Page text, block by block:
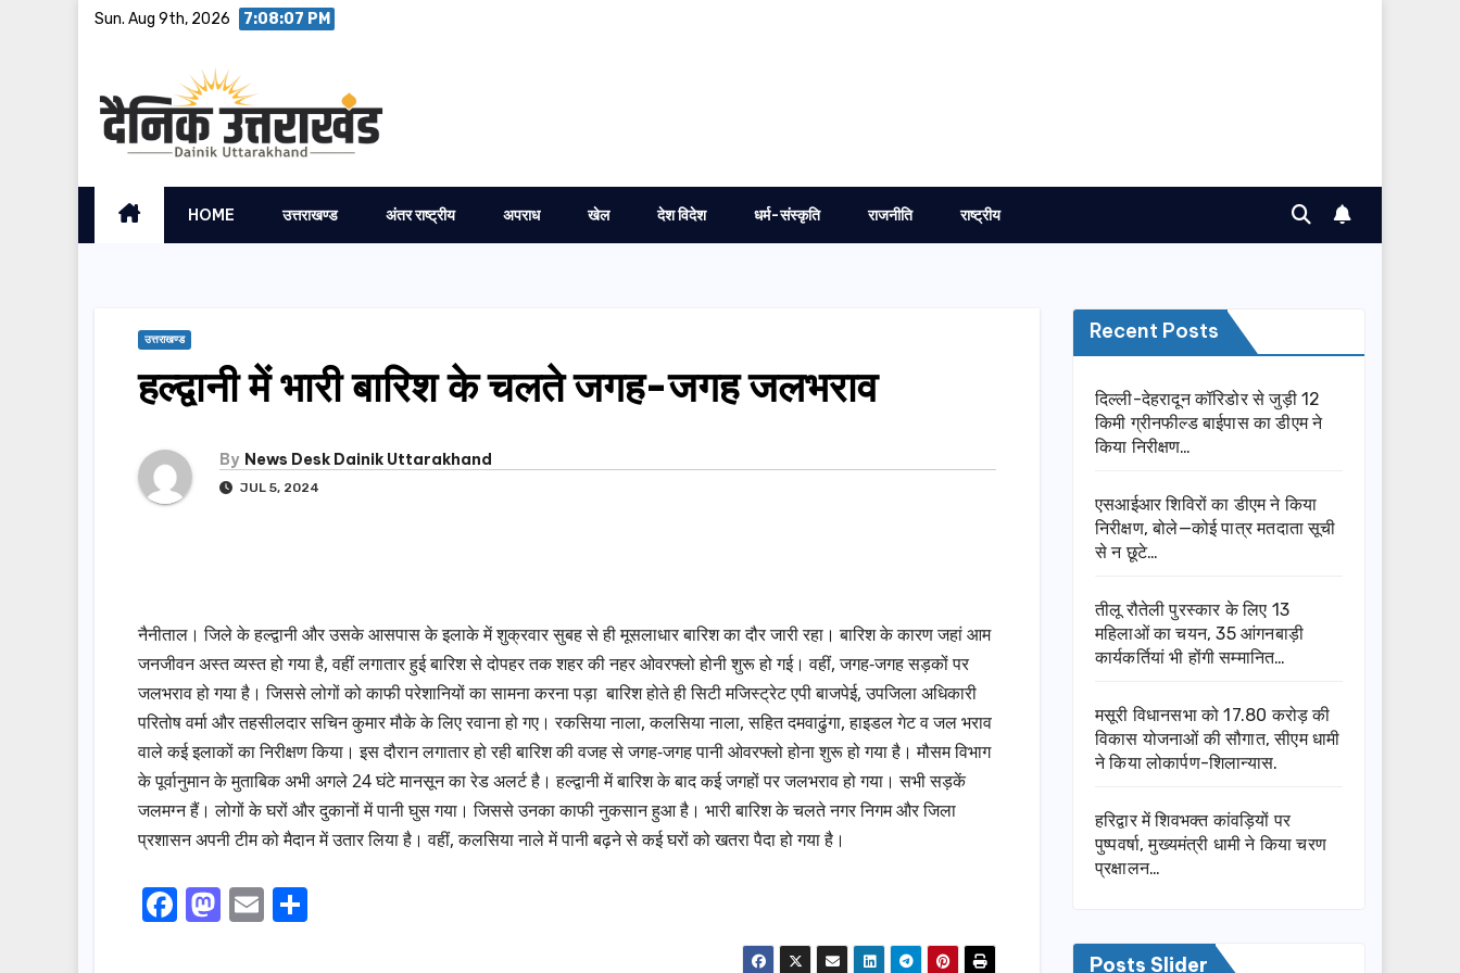
Sun. Aug 9th, 2026 7:08:08 PM
HOME उत्तराखण्ड अंतर राष्ट्रीय अपराध खेल देश विदेश धर्म-संस्कृति राजनीति राष्ट्रीय
उत्तराखण्ड
हल्द्वानी में भारी बारिश के चलते जगह-जगह जलभराव
By News Desk Dainik Uttarakhand
JUL 5, 2024
नैनीताल। जिले के हल्द्वानी और उसके आसपास के इलाके में शुक्रवार सुबह से ही मूसलाधार बारिश का दौर जारी रहा। बारिश के कारण जहां आम
जनजीवन अस्त व्यस्त हो गया है, वहीं लगातार हुई बारिश से दोपहर तक शहर की नहर ओवरफ्लो होनी शुरू हो गई। वहीं, जगह-जगह सड़कों पर
जलभराव हो गया है। जिससे लोगों को काफी परेशानियों का सामना करना पड़ा बारिश होते ही सिटी मजिस्ट्रेट एपी बाजपेई, उपजिला अधिकारी
परितोष वर्मा और तहसीलदार सचिन कुमार मौके के लिए रवाना हो गए। रकसिया नाला, कलसिया नाला, सहित दमवाढुंगा, हाइडल गेट व जल भराव
वाले कई इलाकों का निरीक्षण किया। इस दौरान लगातार हो रही बारिश की वजह से जगह-जगह पानी ओवरफ्लो होना शुरू हो गया है। मौसम विभाग
के पूर्वानुमान के मुताबिक अभी अगले 24 घंटे मानसून का रेड अलर्ट है। हल्द्वानी में बारिश के बाद कई जगहों पर जलभराव हो गया। सभी सड़कें
जलमग्न हैं। लोगों के घरों और दुकानों में पानी घुस गया। जिससे उनका काफी नुकसान हुआ है। भारी बारिश के चलते नगर निगम और जिला
प्रशासन अपनी टीम को मैदान में उतार लिया है। वहीं, कलसिया नाले में पानी बढ़ने से कई घरों को खतरा पैदा हो गया है।
F
M E
Recent Posts
दिल्ली-देहरादून कॉरिडोर से जुड़ी 12
किमी ग्रीनफील्ड बाईपास का डीएम ने
किया निरीक्षण…
एसआईआर शिविरों का डीएम ने किया
निरीक्षण, बोले—कोई पात्र मतदाता सूची
से न छूटे…
तीलू रौतेली पुरस्कार के लिए 13
महिलाओं का चयन, 35 आंगनबाड़ी
कार्यकर्तियां भी होंगी सम्मानित…
मसूरी विधानसभा को 17.80 करोड़ की
विकास योजनाओं की सौगात, सीएम धामी
ने किया लोकार्पण-शिलान्यास.
हरिद्वार में शिवभक्त कांवड़ियों पर
पुष्पवर्षा, मुख्यमंत्री धामी ने किया चरण
प्रक्षालन…
Posts Slider